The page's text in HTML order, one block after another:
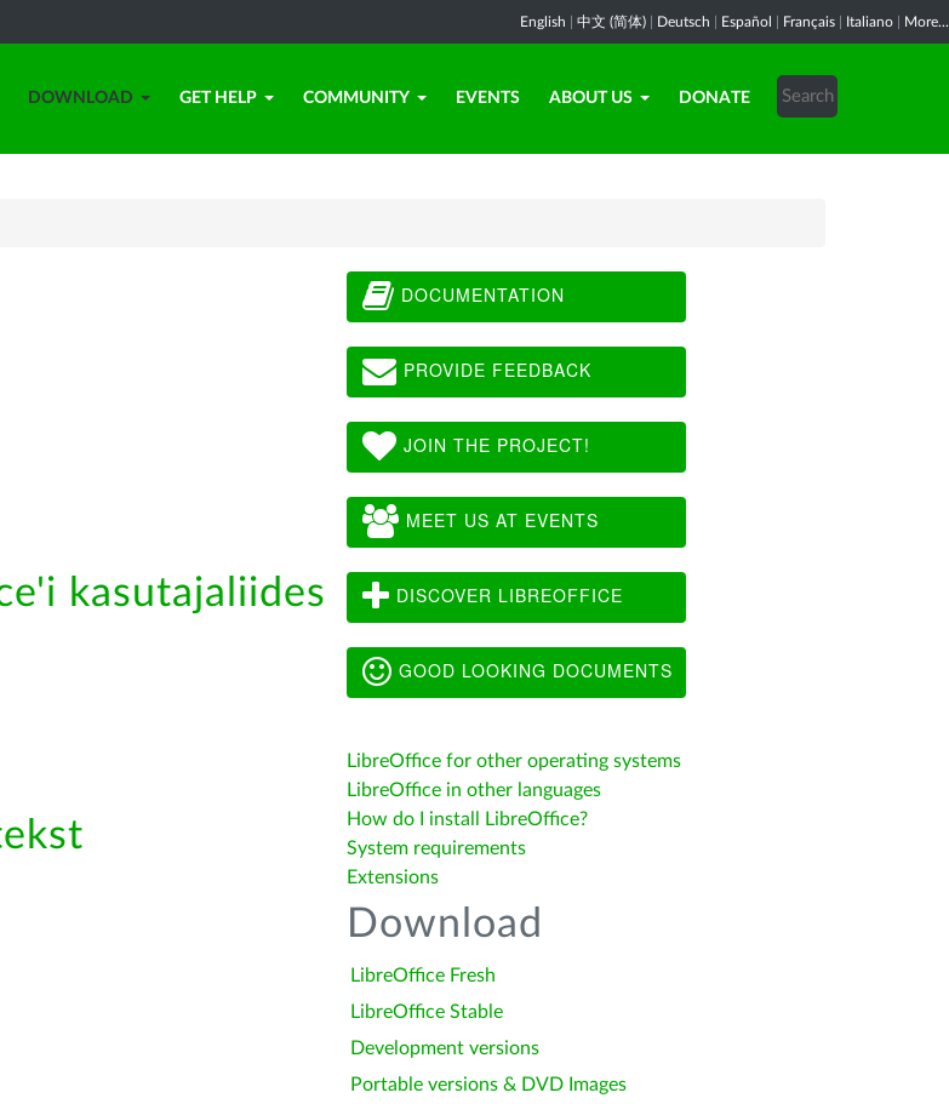
English 中文 (简体) Deutsch Español Français Italiano More...
DOWNLOAD GET HELP COMMUNITY EVENTS ABOUT US DONATE
kasutajaliides
DOCUMENTATION
PROVIDE FEEDBACK
JOIN THE PROJECT!
MEET US AT EVENTS
DISCOVER LIBREOFFICE
GOOD LOOKING DOCUMENTS
LibreOffice for other operating systems
LibreOffice in other languages
How do I install LibreOffice?
System requirements
Extensions
Download
LibreOffice Fresh
LibreOffice Stable
Development versions
Portable versions & DVD Images